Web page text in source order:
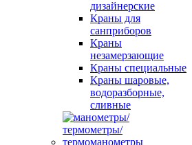
дизайнерские
Краны для
санприборов
Краны
незамерзающие
Краны специальные
Краны шаровые,
водоразборные,
сливные